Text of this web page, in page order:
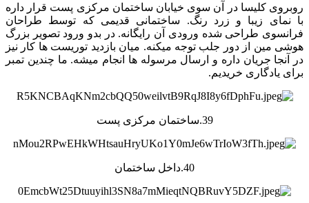
روبروی کلیسا در آن سوی خیابان ساختمان مرکزی پست قرار داره
با نمای زیبا و زرد رنگ. ساختمانی قدیمی که توسط طراحان
فرانسوی طراحی شده ورودی آن رایگانه. در بدو ورود تصویر بزرگ
هوشی مین از دور جلب توجه میکنه. میان بازدید توریست ها کار نیز
در آنجا جریان داره و ارسال مرسوله ها انجام میشه. ما چندین تمبر
برای یادگاری خریدیم.
39.ساختمان مرکزی پست
40.داخل ساختمان